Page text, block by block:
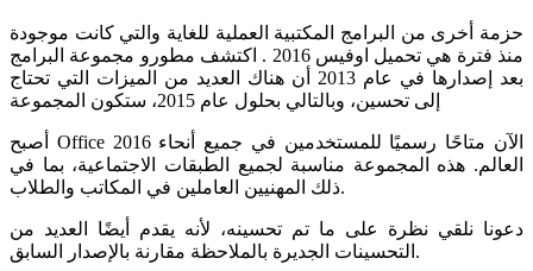
حزمة أخرى من البرامج المكتبية العملية للغاية والتي كانت موجودة
منذ فترة هي تحميل اوفيس 2016 . اكتشف مطورو مجموعة البرامج
بعد إصدارها في عام 2013 أن هناك العديد من الميزات التي تحتاج
إلى تحسين، وبالتالي بحلول عام 2015، ستكون المجموعة
أصبح Office 2016 الآن متاحًا رسميًا للمستخدمين في جميع أنحاء
العالم. هذه المجموعة مناسبة لجميع الطبقات الاجتماعية، بما في
ذلك المهنيين العاملين في المكاتب والطلاب.
دعونا نلقي نظرة على ما تم تحسينه، لأنه يقدم أيضًا العديد من
التحسينات الجديرة بالملاحظة مقارنة بالإصدار السابق.